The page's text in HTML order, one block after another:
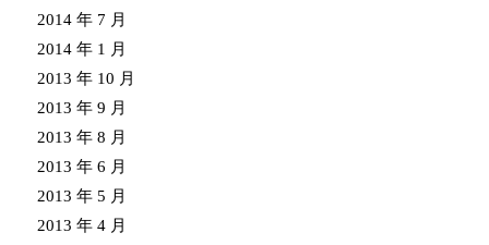
2014 年 7 月
2014 年 1 月
2013 年 10 月
2013 年 9 月
2013 年 8 月
2013 年 6 月
2013 年 5 月
2013 年 4 月